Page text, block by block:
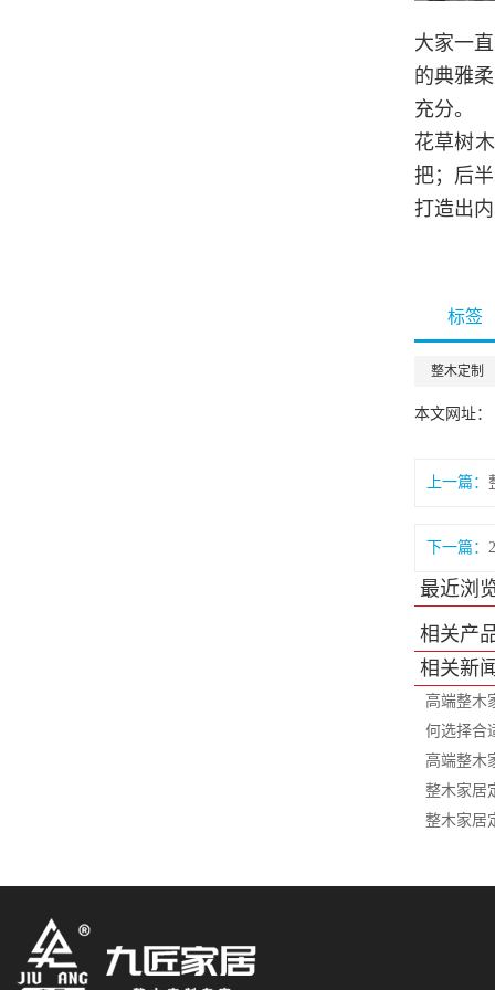
大家一
的典雅
充分。
花草树
把；后
打造出
标签
整木定制
本文网址：
上一篇：
下一篇：
最近浏
相关产
相关新
高端整木
何选择合
高端整木
整木家居
整木家居